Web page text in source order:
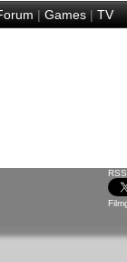
|Games|TV